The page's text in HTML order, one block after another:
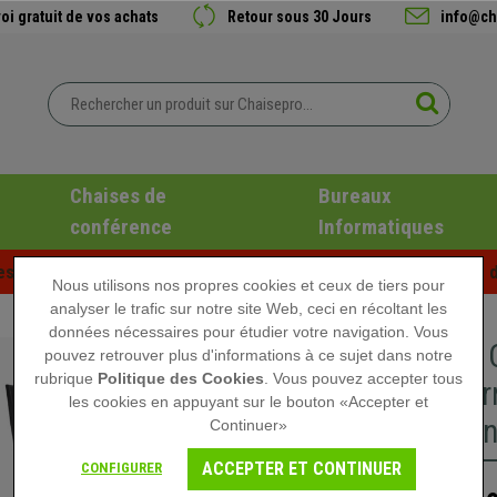
gratuit de vos achats Retour sous 30 Jours
Chaises de
conférence
Bureaux
Informatiques
d'été chez Chaisepro ! Des réductions exclusives pour une
Lot de 5
Nous utilisons nos propres cookies et ceux de tiers pour
analyser le trafic sur notre site Web, ceci en récoltant les
données nécessaires pour étudier votre navigation. Vous
pouvez retrouver plus d'informations à ce sujet dans notre
rubrique Politique des Cookies . Vous pouvez accepter tous
les cookies en appuyant sur le bouton «Accepter et
Continuer»
CONFIGURER ACCEPTER ET CONTINUER